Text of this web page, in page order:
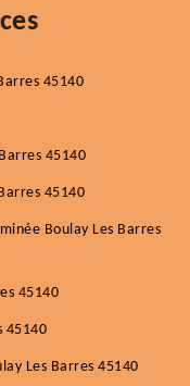
45140
45140
45140
Boulay Les Barres
45140
45140
Les Barres 45140